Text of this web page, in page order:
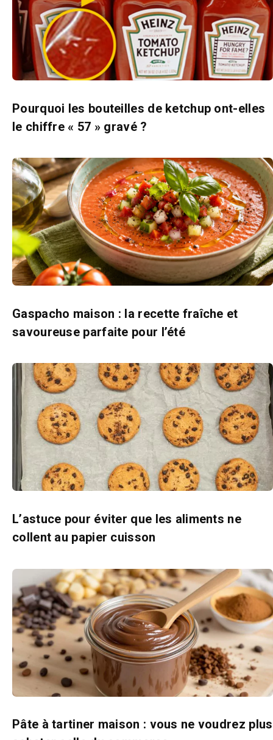
Pourquoi les bouteilles de ketchup ont-elles
le chiffre « 57 » gravé ?
Gaspacho maison : la recette fraîche et
savoureuse parfaite pour l’été
L’astuce pour éviter que les aliments ne
collent au papier cuisson
Pâte à tartiner maison : vous ne voudrez plus